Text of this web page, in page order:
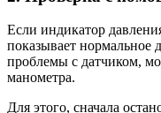
Если индикатор
показывает нормальное
проблемы с датчиком,
манометра.
Для этого, сначала